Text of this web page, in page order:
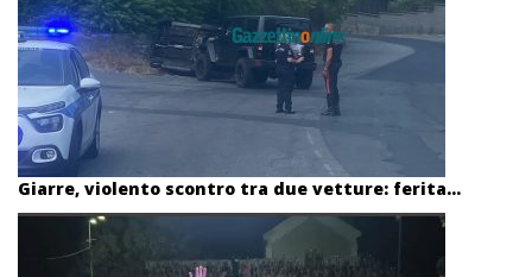
Giarre, violento scontro tra due vetture: ferita...